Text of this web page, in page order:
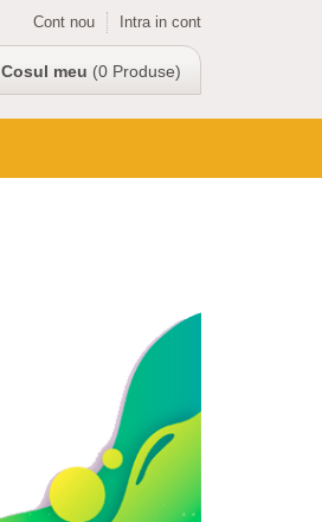
Cont nou Intra in cont
Cosul meu (0 Produse)